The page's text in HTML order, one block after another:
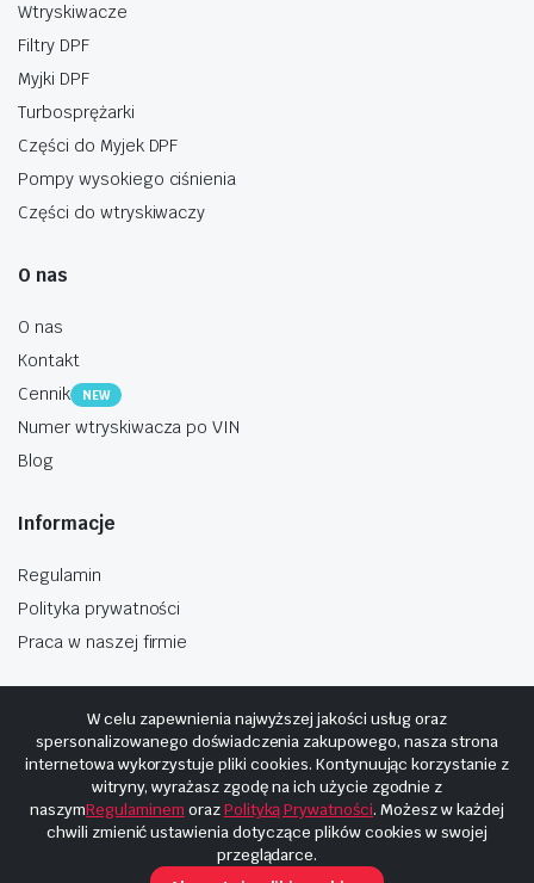
Wtryskiwacze
Filtry DPF
Myjki DPF
Turbosprężarki
Części do Myjek DPF
Pompy wysokiego ciśnienia
Części do wtryskiwaczy
O nas
O nas
Kontakt
Cennik
NEW
Numer wtryskiwacza po VIN
Blog
Informacje
Regulamin
Polityka prywatności
Praca w naszej firmie
Copyright © 2025 Hosting i budowa Cyberplaneta.pl
W celu zapewnienia najwyższej jakości usług oraz
spersonalizowanego doświadczenia zakupowego, nasza strona
internetowa wykorzystuje pliki cookies. Kontynuując korzystanie z
witryny, wyrażasz zgodę na ich użycie zgodnie z
naszymRegulaminem orazPolityką Prywatności. Możesz w każdej
chwili zmienić ustawienia dotyczące plików cookies w swojej
przeglądarce.